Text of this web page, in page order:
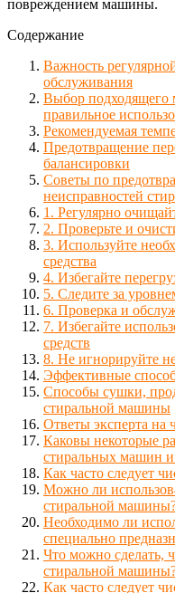
повреждением машины.
Содержание
Важность
обслуживания
Выбор подходящего
правильное
Рекомендуемая
Предотвращение
балансировки
Советы по
неисправностей
1. Регулярно
2. Проверьте и
3. Используйте
средства
4. Избегайте
5. Следите за
6. Проверка и
7. Избегайте
средств
8. Не игнорируйте
Эффективные
Способы сушки,
стиральной машины
Ответы эксперта на
Каковы некоторые
стиральных машин
Как часто следует
Можно ли
стиральной
Необходимо ли
специально
Что можно сделать,
стиральной
Как часто следует